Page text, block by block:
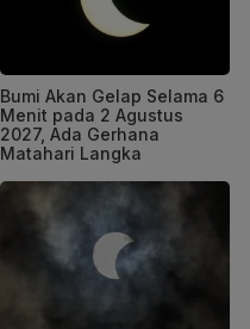
Bumi Akan Gelap Selama 6
Menit pada 2 Agustus
2027, Ada Gerhana
Matahari Langka